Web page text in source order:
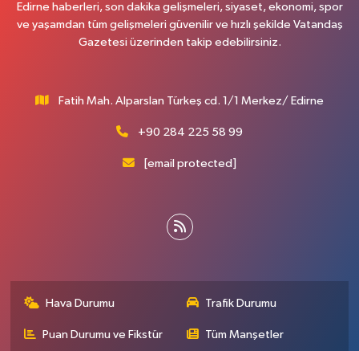
Edirne haberleri, son dakika gelişmeleri, siyaset, ekonomi, spor
ve yaşamdan tüm gelişmeleri güvenilir ve hızlı şekilde Vatandaş
Gazetesi üzerinden takip edebilirsiniz.
Fatih Mah. Alparslan Türkeş cd. 1/1 Merkez/ Edirne
+90 284 225 58 99
[email protected]
Hava Durumu Trafik Durumu
Puan Durumu ve Fikstür Tüm Manşetler